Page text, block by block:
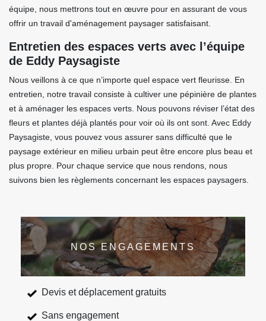
équipe, nous mettrons tout en œuvre pour en assurant de vous
offrir un travail d'aménagement paysager satisfaisant.
Entretien des espaces verts avec l’équipe
de Eddy Paysagiste
Nous veillons à ce que n’importe quel espace vert fleurisse. En
entretien, notre travail consiste à cultiver une pépinière de plantes
et à aménager les espaces verts. Nous pouvons réviser l’état des
fleurs et plantes déjà plantés pour voir où ils ont sont. Avec Eddy
Paysagiste, vous pouvez vous assurer sans difficulté que le
paysage extérieur en milieu urbain peut être encore plus beau et
plus propre. Pour chaque service que nous rendons, nous
suivons bien les règlements concernant les espaces paysagers.
NOS ENGAGEMENTS
Devis et déplacement gratuits
Sans engagement